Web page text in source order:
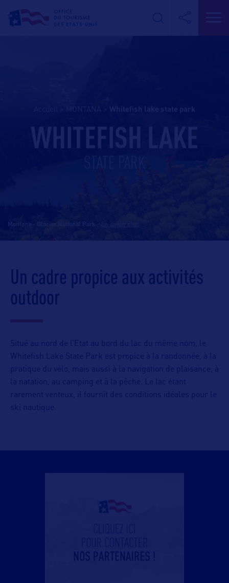
whitefish lake state park
WHITEFISH LAKE
STATE PARK
Montana - Glacier National Park
Un cadre propice aux activités
outdoor
Situé au nord de l’Etat au bord du lac du même nom, le
Whitefish Lake State Park est propice à la randonnée, à la
pratique du vélo, mais aussi à la navigation de plaisance, à
la natation, au camping et à la pêche. Le lac étant
rarement venteux, il fournit des conditions idéales pour le
ski nautique.